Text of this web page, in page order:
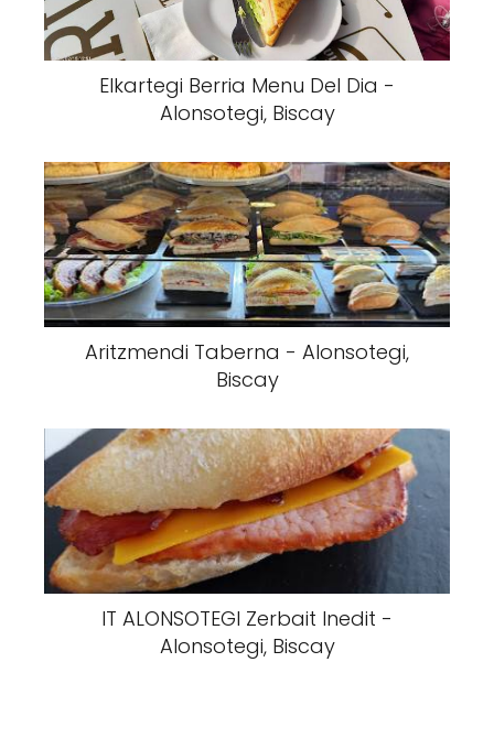
Elkartegi Berria Menu Del Dia -
Alonsotegi, Biscay
Aritzmendi Taberna - Alonsotegi,
Biscay
IT ALONSOTEGI Zerbait Inedit -
Alonsotegi, Biscay